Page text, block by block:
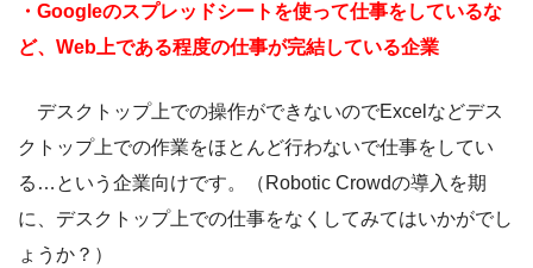
・Googleのスプレッドシートを使って仕事をしているな
ど、Web上である程度の仕事が完結している企業
デスクトップ上での操作ができないのでExcelなどデス
クトップ上での作業をほとんど行わないで仕事をしてい
る…という企業向けです。（Robotic Crowdの導入を期
に、デスクトップ上での仕事をなくしてみてはいかがでし
ょうか？）